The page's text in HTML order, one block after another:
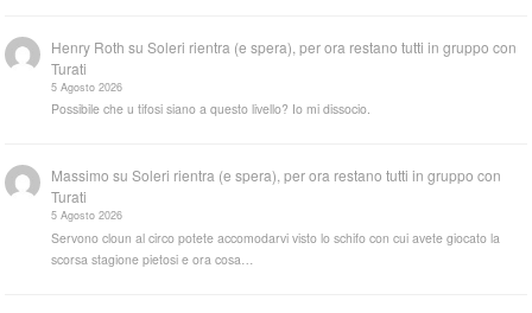
Henry Roth suSoleri rientra (e spera), per ora restano tutti in gruppo con
Turati
5 Agosto 2026
Possibile che u tifosi siano a questo livello? Io mi dissocio.
Massimo suSoleri rientra (e spera), per ora restano tutti in gruppo con
Turati
5 Agosto 2026
Servono cloun al circo potete accomodarvi visto lo schifo con cui avete giocato la
scorsa stagione pietosi e ora cosa…